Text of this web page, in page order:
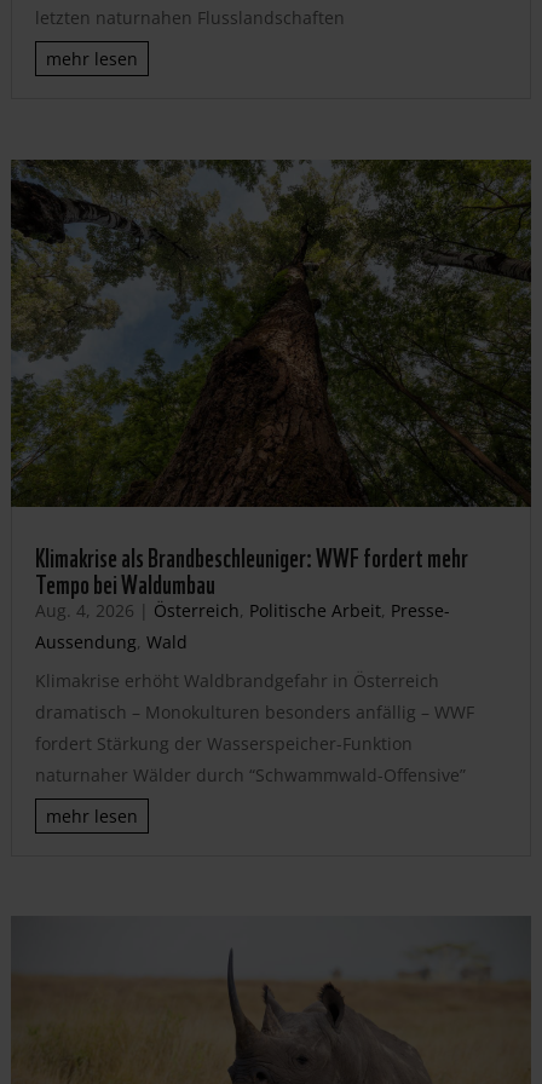
letzten naturnahen Flusslandschaften
mehr lesen
Klimakrise als Brandbeschleuniger: WWF fordert mehr
Tempo bei Waldumbau
Aug. 4, 2026 | Österreich, Politische Arbeit, Presse-
Aussendung, Wald
Klimakrise erhöht Waldbrandgefahr in Österreich
dramatisch – Monokulturen besonders anfällig – WWF
fordert Stärkung der Wasserspeicher-Funktion
naturnaher Wälder durch “Schwammwald-Offensive”
mehr lesen